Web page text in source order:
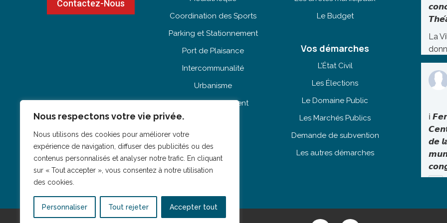
Nous respectons votre vie privée.
Nous utilisons des cookies pour améliorer votre
expérience de navigation, diffuser des publicités ou des
contenus personnalisés et analyser notre trafic. En cliquant
sur « Tout accepter », vous consentez à notre utilisation
des cookies.
Personnaliser Tout rejeter Accepter tout
Contactez-Nous
Coordination des Sports
Parking et Stationnement
Port de Plaisance
Intercommunalité
Urbanisme
Habitat & Logement
Le Budget
Vos démarches
L’État Civil
Les Élections
Le Domaine Public
Les Marchés Publics
Demande de subvention
Les autres démarches
La
une
I
ℹ️
𝙙𝙚